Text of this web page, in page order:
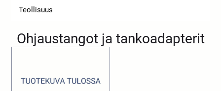
Teollisuus
Ohjaustangot ja tankoadapterit